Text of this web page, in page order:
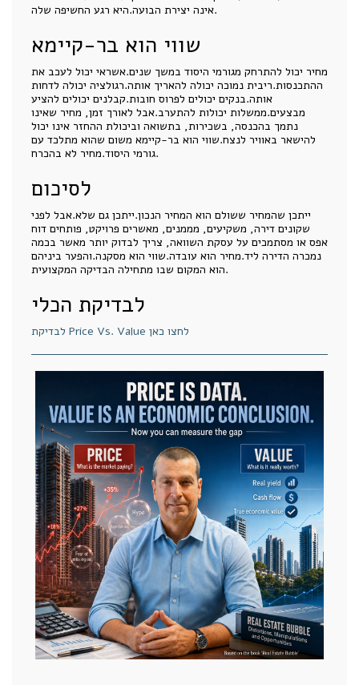
אינה יצירת הבועה.היא רגע החשיפה שלה.
שווי הוא בר-קיימא
מחיר יכול להתרחק מגורמי היסוד במשך שנים.אשראי יכול לעכב את
ההתכנסות.ריבית נמוכה יכולה להאריך אותה.רגולציה יכולה לדחות
אותה.בנקים יכולים לפרוס חובות.קבלנים יכולים להציע
מבצעים.ממשלות יכולות להתערב.אבל לאורך זמן, מחיר שאינו
נתמך בהכנסה, בשכירות, בתשואה וביכולת ההחזר אינו יכול
להישאר באוויר לנצח.שווי הוא בר-קיימא משום שהוא מתלכד עם
גורמי היסוד.מחיר לא בהכרח.
לסיכום
ייתכן שהמחיר ששולם הוא המחיר הנכון.ייתכן גם שלא.אבל לפני
שקונים דירה, משקיעים, מממנים, מאשרים פרויקט, פותחים דוח
אפס או מסתמכים על עסקת השוואה, צריך לבדוק יותר מאשר בכמה
נמכרה הדירה ליד.מחיר הוא עובדה.שווי הוא מסקנה.והפער ביניהם
הוא המקום שבו מתחילה הבדיקה המקצועית.
לבדיקת הכלי
לבדיקת Price Vs. Value לחצו כאן